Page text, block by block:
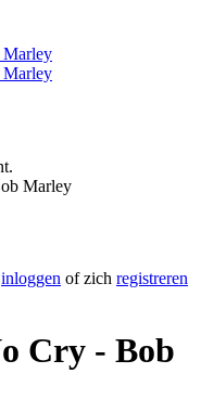
Marley
inloggen of zich registreren
Cry - Bob